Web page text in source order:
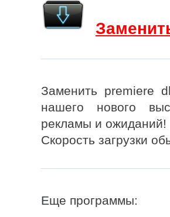
Заменить premiere
нашего нового
рекламы и ожиданий!
Скорость загрузки
Еще программы: